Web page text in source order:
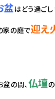
盆はどう過ごし
家の庭で迎え
の間、仏壇